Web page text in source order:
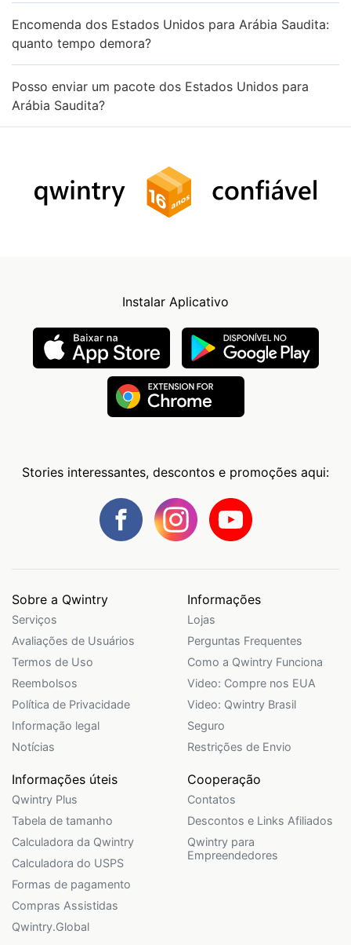
Encomenda dos Estados Unidos para Arábia Saudita:
quanto tempo demora?
Posso enviar um pacote dos Estados Unidos para
Arábia Saudita?
Instalar Aplicativo
Stories interessantes, descontos e promoções aqui:
Sobre a Qwintry
Serviços
Avaliações de Usuários
Termos de Uso
Reembolsos
Política de Privacidade
Informação legal
Notícias
Informações
Lojas
Perguntas Frequentes
Como a Qwintry Funciona
Video: Compre nos EUA
Video: Qwintry Brasil
Seguro
Restrições de Envio
Informações úteis
Qwintry Plus
Tabela de tamanho
Calculadora da Qwintry
Calculadora do USPS
Formas de pagamento
Compras Assistidas
Qwintry.Global
Cooperação
Contatos
Descontos e Links Afiliados
Qwintry para
Empreendedores